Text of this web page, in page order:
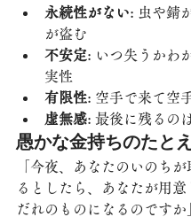
永続性がない: 虫や錆
が盗む
不安定: いつ失うかわ
実性
有限性: 空手で来て空
虚無感: 最後に残るの
愚かな金持ちのたとえ
「今夜、あなたのいのち
るとしたら、あなたが用意
だれのものになるのですか